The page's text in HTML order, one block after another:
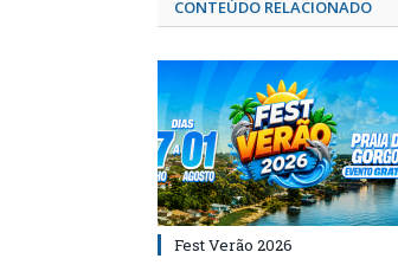
CONTEÚDO RELACIONADO
Fest Verão 2026